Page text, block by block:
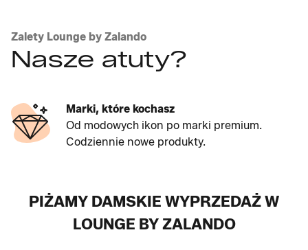
Zalety Lounge by Zalando
Nasze atuty?
Marki, które kochasz
Od modowych ikon po marki premium.
Codziennie nowe produkty.
PIŻAMY DAMSKIE WYPRZEDAŻ W
LOUNGE BY ZALANDO